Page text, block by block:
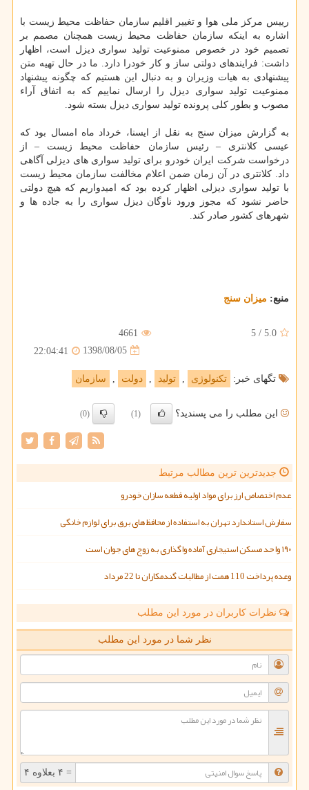
رییس مركز ملی هوا و تغییر اقلیم سازمان حفاظت محیط زیست با
اشاره به اینكه سازمان حفاظت محیط زیست همچنان مصمم بر
تصمیم خود در خصوص ممنوعیت تولید سواری دیزل است، اظهار
داشت: فرایندهای دولتی ساز و كار خودرا دارد. ما در حال تهیه متن
پیشنهادی به هیات وزیران و به دنبال این هستیم كه چگونه پیشنهاد
ممنوعیت تولید سواری دیزل را ارسال نماییم كه به اتفاق آراء
مصوب و بطور كلی پرونده تولید سواری دیزل بسته شود.
به گزارش میزان سنج به نقل از ایسنا، خرداد ماه امسال بود كه
عیسی كلانتری – رئیس سازمان حفاظت محیط زیست – از
درخواست شركت ایران خودرو برای تولید سواری های دیزلی آگاهی
داد. كلانتری در آن زمان ضمن اعلام مخالفت سازمان محیط زیست
با تولید سواری دیزلی اظهار كرده بود كه امیدواریم كه هیچ دولتی
حاضر نشود كه مجوز ورود ناوگان دیزل سواری را به جاده ها و
شهرهای كشور صادر كند.
منبع: میزان سنج
5.0
/
5
4661
1398/08/05
22:04:41
تگهای خبر: تكنولوژی تولید دولت سازمان
این مطلب را می پسندید؟ (1)
(0)
جدیدترین ترین مطالب مرتبط
عدم اختصاص ارز برای مواد اولیه قطعه سازان خودرو
سفارش استاندارد تهران به استفاده از محافظ های برق برای لوازم خانگی
۱۹۰ واحد مسکن استیجاری آماده واگذاری به زوج های جوان است
وعده پرداخت 110 همت از مطالبات گندمکاران تا 22 مرداد
نظرات کاربران در مورد این مطلب
نظر شما در مورد این مطلب
= ۴ بعلاوه ۴